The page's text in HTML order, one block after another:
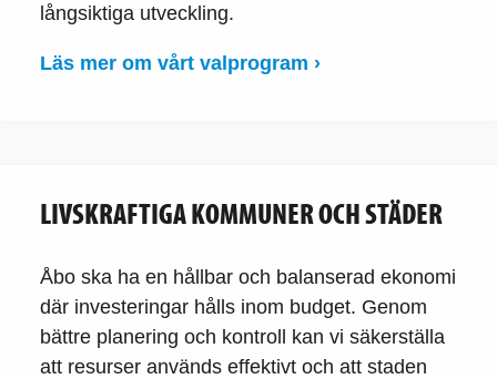
långsiktiga utveckling.
Läs mer om vårt valprogram ›
LIVSKRAFTIGA KOMMUNER OCH STÄDER
Åbo ska ha en hållbar och balanserad ekonomi
där investeringar hålls inom budget. Genom
bättre planering och kontroll kan vi säkerställa
att resurser används effektivt och att staden